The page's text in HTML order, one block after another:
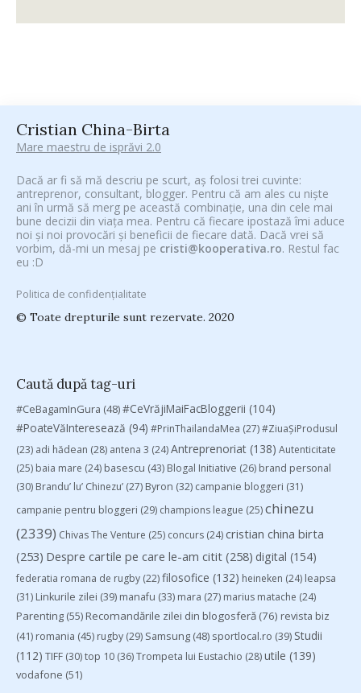
Cristian China-Birta
Mare maestru de isprăvi 2.0
Dacă ar fi să mă descriu pe scurt, aș folosi trei cuvinte:
antreprenor, consultant, blogger. Pentru că am ales cu niște
ani în urmă să merg pe această combinație, una din cele mai
bune decizii din viața mea. Pentru că fiecare ipostază îmi aduce
noi și noi provocări și beneficii de fiecare dată. Dacă vrei să
vorbim, dă-mi un mesaj pe cristi@kooperativa.ro. Restul fac
eu :D
Politica de confidențialitate
© Toate drepturile sunt rezervate. 2020
Caută după tag-uri
#CeBagamInGura (48)#CeVrăjiMaiFacBloggerii (104)
#PoateVăInteresează (94) #PrinThailandaMea (27)#ZiuaȘiProdusul
(23) adi hădean (28) antena 3 (24)Antreprenoriat (138) Autenticitate
(25) baia mare (24) basescu (43) Blogal Initiative (26) brand personal
(30) Brandu’ lu’ Chinezu’ (27) Byron (32) campanie bloggeri (31)
campanie pentru bloggeri (29) champions league (25)chinezu
(2339) Chivas The Venture (25) concurs (24)cristian china birta
(253) Despre cartile pe care le-am citit (258) digital (154)
federatia romana de rugby (22)filosofice (132) heineken (24) leapsa
(31) Linkurile zilei (39) manafu (33) mara (27) marius matache (24)
Parenting (55) Recomandările zilei din blogosferă (76) revista biz
(41) romania (45) rugby (29) Samsung (48) sportlocal.ro (39) Studii
(112) TIFF (30)top 10 (36)Trompeta lui Eustachio (28)utile (139)
vodafone (51)